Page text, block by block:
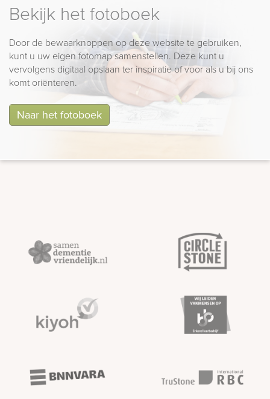
Bekijk het fotoboek
Door de bewaarknoppen op deze website te gebruiken,
kunt u uw eigen fotomap samenstellen. Deze kunt u
vervolgens digitaal opslaan ter inspiratie of voor als u bij ons
komt oriënteren.
Naar het fotoboek